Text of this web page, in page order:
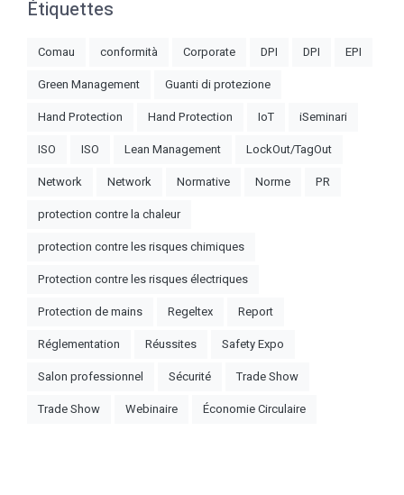
Étiquettes
Comau conformità Corporate DPI DPI
EPI
Green Management
Guanti di protezione
Hand Protection
Hand Protection IoT
iSeminari
ISO
ISO Lean Management
LockOut/TagOut
Network
Network Normative Norme
PR
protection contre la chaleur
protection contre les risques chimiques
Protection contre les risques électriques
Protection de mains
Regeltex
Report
Réglementation
Réussites
Safety Expo
Salon professionnel
Sécurité
Trade Show
Trade Show
Webinaire Économie Circulaire